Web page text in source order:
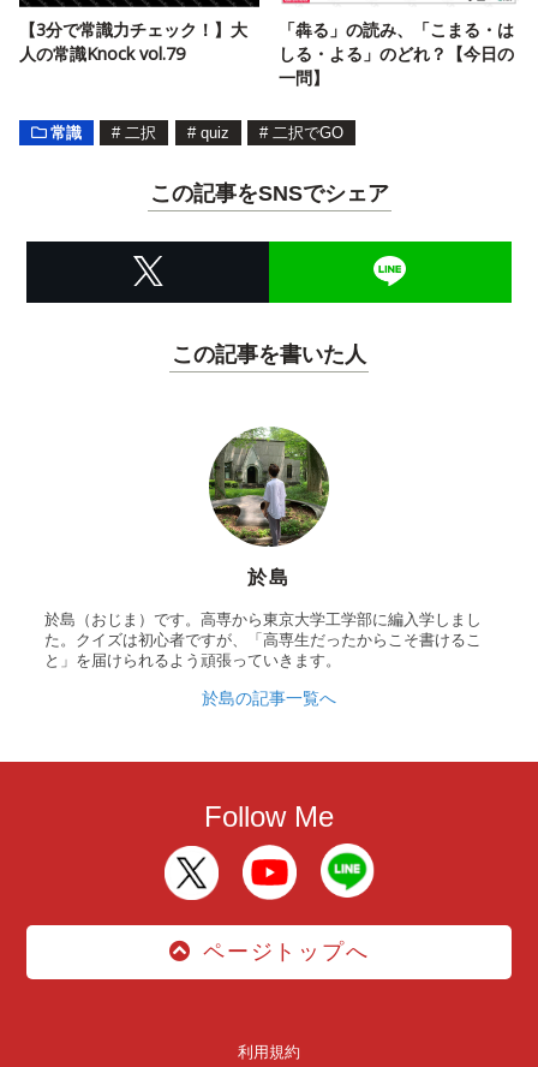
【3分で常識力チェック！】大
人の常識Knock vol.79
「犇る」の読み、「こまる・は
しる・よる」のどれ？【今日の
一問】
常識 # 二択 # quiz # 二択でGO
この記事をSNSでシェア
この記事を書いた人
於島
於島（おじま）です。高専から東京大学工学部に編入学しまし
た。クイズは初心者ですが、「高専生だったからこそ書けるこ
と」を届けられるよう頑張っていきます。
於島の記事一覧へ
Follow Me
ページトップへ
利用規約